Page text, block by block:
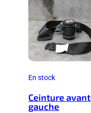
En stock
Ceinture avant
gauche